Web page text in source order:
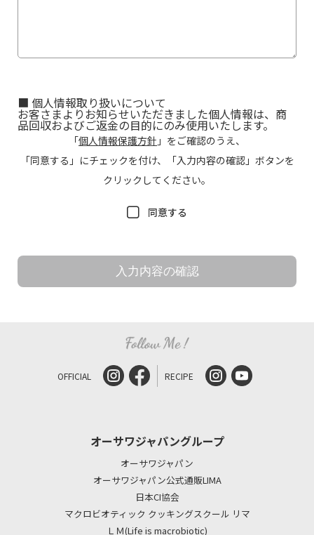
■ 個人情報取り扱いについて
お客さまよりお知らせいただきました個人情報は、商
品回収およびご返金の目的にのみ使用いたします。
「個人情報保護方針 」をご確認のうえ、
「同意する」にチェックを付け、「入力内容の確認」ボタンを
クリックしてください。
同意する
OFFICIAL RECIPE
オーサワジャパングループ
オーサワジャパン
オーサワジャパン公式通販LIMA
日本CI協会
マクロビオティック クッキングスクール リマ
ＬＭ(Life is macrobiotic)